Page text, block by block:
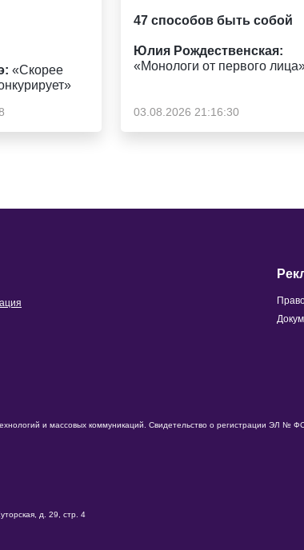
«Скорее
47 способов быть собой
Юлия Рождественская:
«Монологи от первого
03.08.2026 21:16:30
и массовых коммуникаций. Свидетельство о регистрации ЭЛ №
д. 29, стр. 4